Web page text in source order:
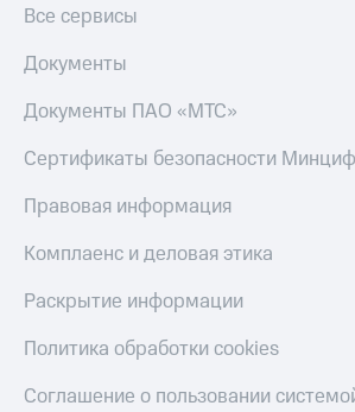
Все сервисы
Документы
Документы ПАО «МТС»
Сертификаты безопасности
Правовая информация
Комплаенс и деловая этика
Раскрытие информации
Политика обработки cookies
Соглашение о пользовании